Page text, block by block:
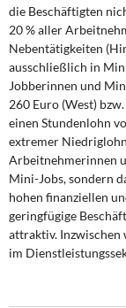
Öffentliche
Eurokrise und
DIE LINKE
Weitere
Memo-Gruppe
Institut
die Beschäftigten
20 % aller
Nebentätigkeiten
ausschließlich in
Jobberinnen und
260 Euro (West)
einen Stundenlohn
extremer
Arbeitnehmerinnen
Mini-Jobs, sondern
hohen finanziellen
geringfügige
attraktiv. Inzwischen
im